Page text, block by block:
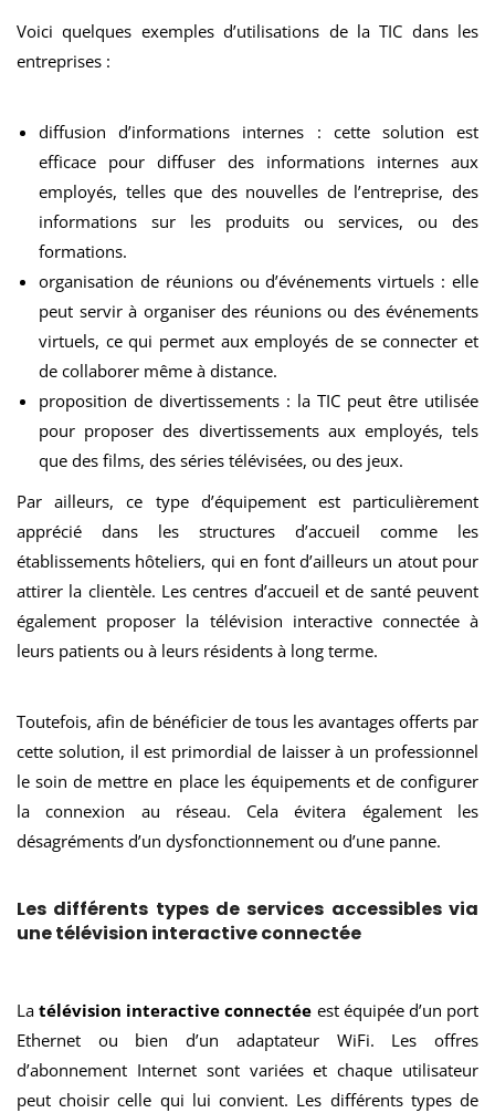
Voici quelques exemples d’utilisations de la TIC dans les
entreprises :
diffusion d’informations internes : cette solution est
efficace pour diffuser des informations internes aux
employés, telles que des nouvelles de l’entreprise, des
informations sur les produits ou services, ou des
formations.
organisation de réunions ou d’événements virtuels : elle
peut servir à organiser des réunions ou des événements
virtuels, ce qui permet aux employés de se connecter et
de collaborer même à distance.
proposition de divertissements : la TIC peut être utilisée
pour proposer des divertissements aux employés, tels
que des films, des séries télévisées, ou des jeux.
Par ailleurs, ce type d’équipement est particulièrement
apprécié dans les structures d’accueil comme les
établissements hôteliers, qui en font d’ailleurs un atout pour
attirer la clientèle. Les centres d’accueil et de santé peuvent
également proposer la télévision interactive connectée à
leurs patients ou à leurs résidents à long terme.
Toutefois, afin de bénéficier de tous les avantages offerts par
cette solution, il est primordial de laisser à un professionnel
le soin de mettre en place les équipements et de configurer
la connexion au réseau. Cela évitera également les
désagréments d’un dysfonctionnement ou d’une panne.
Les différents types de services accessibles via
une télévision interactive connectée
Latélévision interactive connectée est équipée d’un port
Ethernet ou bien d’un adaptateur WiFi. Les offres
d’abonnement Internet sont variées et chaque utilisateur
peut choisir celle qui lui convient. Les différents types de